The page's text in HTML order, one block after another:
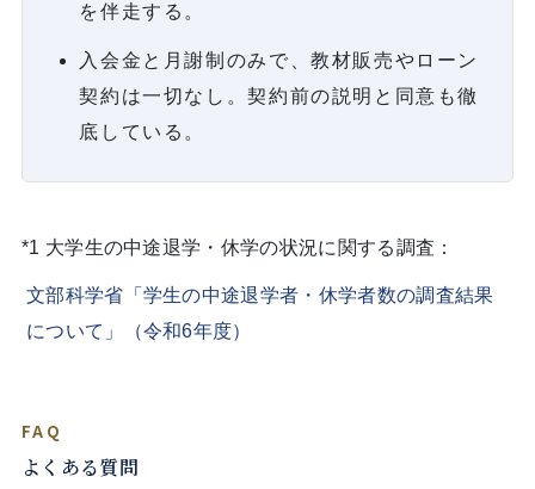
を伴走する。
入会金と月謝制のみで、教材販売やローン
契約は一切なし。契約前の説明と同意も徹
底している。
*1 大学生の中途退学・休学の状況に関する調査：
文部科学省「学生の中途退学者・休学者数の調査結果
について」（令和6年度）
FAQ
よくある質問